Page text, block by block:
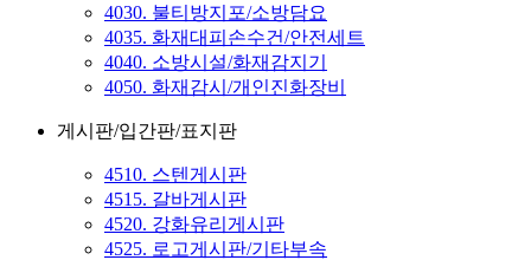
4030. 불티방지포/소방담요
4035. 화재대피손수건/안전세트
4040. 소방시설/화재감지기
4050. 화재감시/개인진화장비
게시판/입간판/표지판
4510. 스텐게시판
4515. 갈바게시판
4520. 강화유리게시판
4525. 로고게시판/기타부속